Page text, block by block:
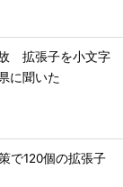
拡張子を小文字
に聞いた
で120個の拡張子